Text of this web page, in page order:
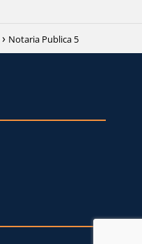
Notaria Publica 5